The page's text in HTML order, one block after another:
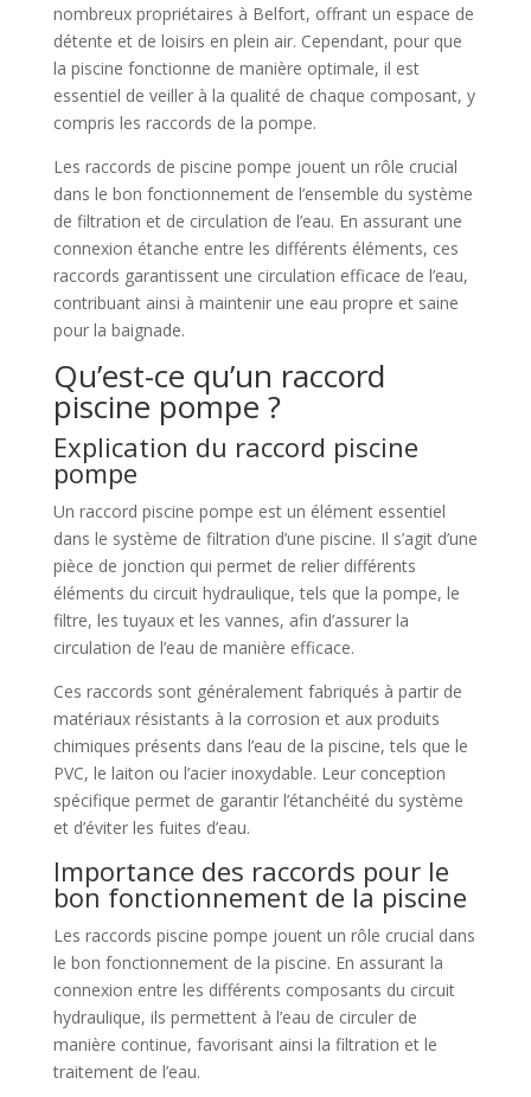
nombreux propriétaires à Belfort, offrant un espace de
détente et de loisirs en plein air. Cependant, pour que
la piscine fonctionne de manière optimale, il est
essentiel de veiller à la qualité de chaque composant, y
compris les raccords de la pompe.
Les raccords de piscine pompe jouent un rôle crucial
dans le bon fonctionnement de l’ensemble du système
de filtration et de circulation de l’eau. En assurant une
connexion étanche entre les différents éléments, ces
raccords garantissent une circulation efficace de l’eau,
contribuant ainsi à maintenir une eau propre et saine
pour la baignade.
Qu’est-ce qu’un raccord
piscine pompe ?
Explication du raccord piscine
pompe
Un raccord piscine pompe est un élément essentiel
dans le système de filtration d’une piscine. Il s’agit d’une
pièce de jonction qui permet de relier différents
éléments du circuit hydraulique, tels que la pompe, le
filtre, les tuyaux et les vannes, afin d’assurer la
circulation de l’eau de manière efficace.
Ces raccords sont généralement fabriqués à partir de
matériaux résistants à la corrosion et aux produits
chimiques présents dans l’eau de la piscine, tels que le
PVC, le laiton ou l’acier inoxydable. Leur conception
spécifique permet de garantir l’étanchéité du système
et d’éviter les fuites d’eau.
Importance des raccords pour le
bon fonctionnement de la piscine
Les raccords piscine pompe jouent un rôle crucial dans
le bon fonctionnement de la piscine. En assurant la
connexion entre les différents composants du circuit
hydraulique, ils permettent à l’eau de circuler de
manière continue, favorisant ainsi la filtration et le
traitement de l’eau.